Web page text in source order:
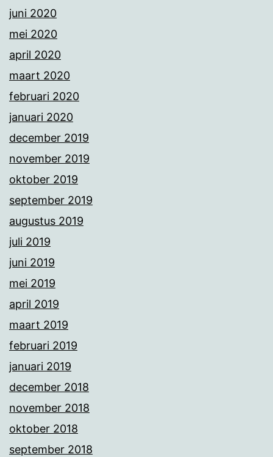
juni 2020
mei 2020
april 2020
maart 2020
februari 2020
januari 2020
december 2019
november 2019
oktober 2019
september 2019
augustus 2019
juli 2019
juni 2019
mei 2019
april 2019
maart 2019
februari 2019
januari 2019
december 2018
november 2018
oktober 2018
september 2018